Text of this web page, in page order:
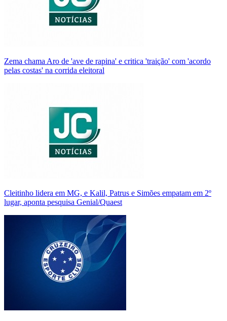
Zema chama Aro de 'ave de rapina' e critica 'traição' com 'acordo
pelas costas' na corrida eleitoral
Cleitinho lidera em MG, e Kalil, Patrus e Simões empatam em 2º
lugar, aponta pesquisa Genial/Quaest